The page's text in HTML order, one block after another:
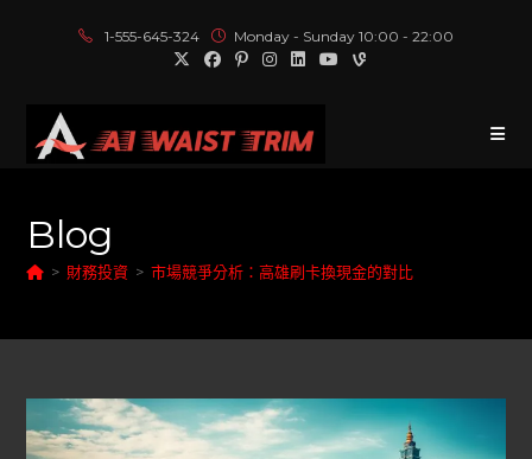
1-555-645-324 Monday - Sunday 10:00 - 22:00
Blog
> 財務投資 > 市場競爭分析：高雄刷卡換現金的對比